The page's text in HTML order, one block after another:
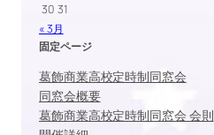
30 31
« 3月
固定ページ
葛飾商業高校定時制同窓会
同窓会概要
葛飾商業高校定時制同窓会 会則